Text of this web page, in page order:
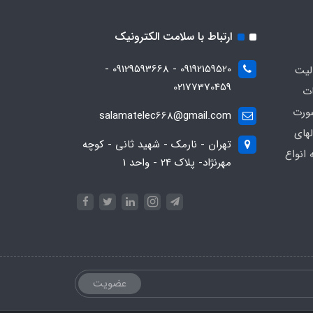
فعاليت
ارتباط با سلامت الکترونیک
09192159520 - 09129593668 -
02177370459
salamatelec668@gmail.com
تهران - نارمک - شهید ثانی - کوچه
مهرنژاد- پلاک 24 - واحد 1
عضویت